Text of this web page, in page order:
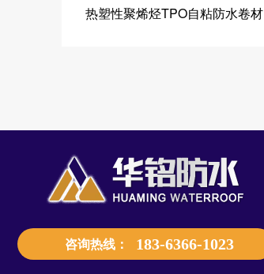
热塑性聚烯烃TPO自粘防水卷材
咨询热线： 183-6366-1023